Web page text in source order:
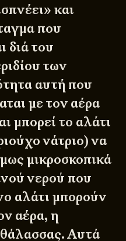
και
που
διά του
των
αυτή που
με τον αέρα
μπορεί το αλάτι
νάτριο) να
μικροσκοπικά
νερού που
αλάτι μπορούν
αέρα, η
Αυτά